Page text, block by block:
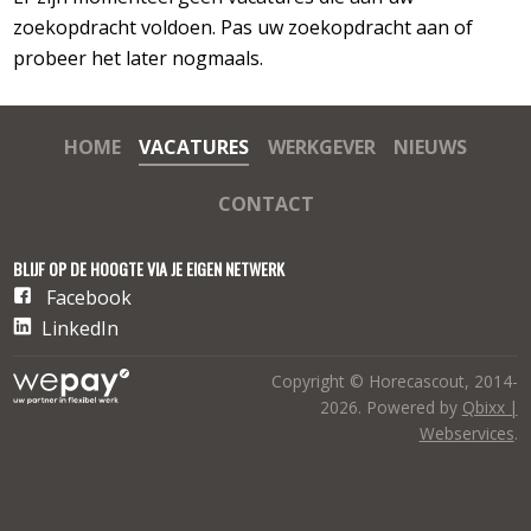
zoekopdracht voldoen. Pas uw zoekopdracht aan of
probeer het later nogmaals.
HOME VACATURES WERKGEVER NIEUWS
CONTACT
BLIJF OP DE HOOGTE VIA JE EIGEN NETWERK
Facebook
LinkedIn
Copyright © Horecascout, 2014-
2026. Powered by Qbixx |
Webservices.